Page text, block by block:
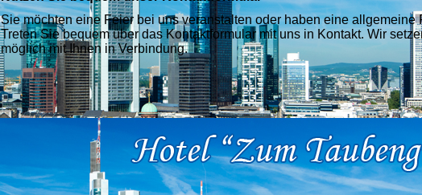
Sie möchten eine Feier bei uns veranstalten oder haben eine allgemeine
Treten Sie bequem über das Kontaktformular mit uns in Kontakt. Wir
möglich mit Ihnen in Verbindung.